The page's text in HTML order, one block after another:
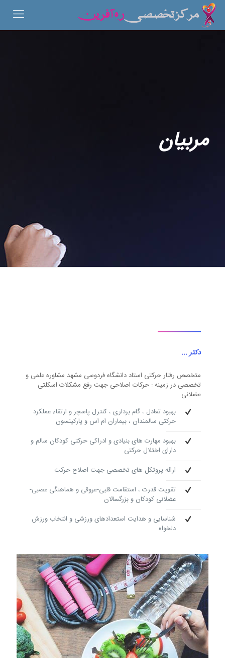
مربیان
دکتر ...
متخصص رفتار حرکتی استاد دانشگاه فردوسی مشهد مشاوره علمی و
تخصصی در زمینه : حرکات اصلاحی جهت رفع مشکلات اسکلتی
عضلانی
بهبود تعادل ، گام برداری ، کنترل پاسچر و ارتقاء عملکرد
حرکتی سالمندان ، بیماران ام اس و پارکینسون
بهبود مهارت های بنیادی و ادراکی حرکتی کودکان سالم و
دارای اختلال حرکتی
ارائه پروتکل های تخصصی جهت اصلاح حرکت
تقویت قدرت ، استقامت قلبی-عروقی و هماهنگی عصبی-
عضلانی کودکان و بزرگسالان
شناسایی و هدایت استعدادهای ورزشی و انتخاب ورزش
دلخواه